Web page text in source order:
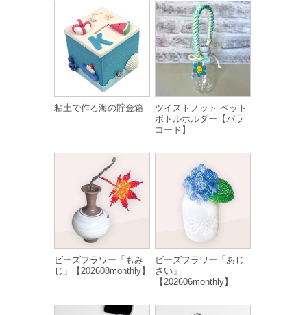
粘土で作る海の貯金箱
ツイストノット ペット
ボトルホルダー【パラ
コード】
ビーズフラワー「もみ
じ」【202608monthly】
ビーズフラワー「あじ
さい」
【202606monthly】